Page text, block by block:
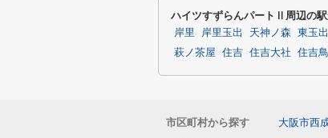
ハイツすずらんパートⅡ周辺の
岸里 岸里玉出 天神ノ森 東玉出
萩ノ茶屋
住吉 住吉大社 住吉
市区町村から探す 大阪市西